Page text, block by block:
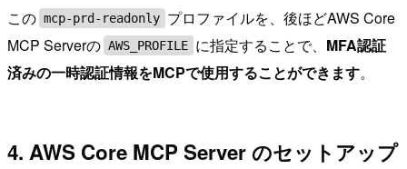
この mcp-prd-readonly プロファイルを、後ほどAWS Core
MCP Serverの AWS_PROFILE に指定することで、 MFA認証
済みの一時認証情報をMCPで使用することができます。
4. AWS Core MCP Server のセットアップ